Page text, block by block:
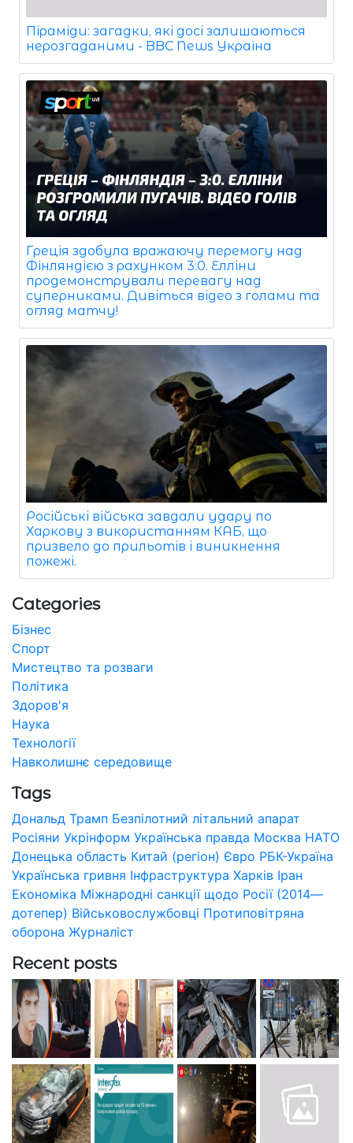
Піраміди: загадки, які досі залишаються
нерозгаданими - BBC News Україна
Греція здобула вражаючу перемогу над
Фінляндією з рахунком 3:0. Елліни
продемонстрували перевагу над
суперниками. Дивіться відео з голами та
огляд матчу!
Російські війська завдали удару по
Харкову з використанням КАБ, що
призвело до прильотів і виникнення
пожежі.
Categories
Бізнес
Спорт
Мистецтво та розваги
Політика
Здоров'я
Наука
Технології
Навколишнє середовище
Tags
Дональд Трамп Безпілотний літальний апарат
Росіяни Укрінформ Українська правда Москва НАТО
Донецька область Китай (регіон) Євро РБК-Україна
Українська гривня Інфраструктура Харків Іран
Економіка Міжнародні санкції щодо Росії (2014—
дотепер) Військовослужбовці Протиповітряна
оборона Журналіст
Recent posts